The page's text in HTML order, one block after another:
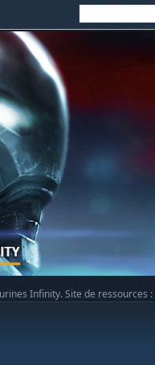
Infinity. Site de ressources :